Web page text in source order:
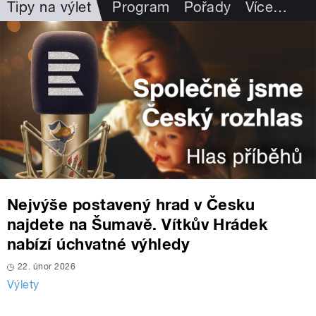
Tipy na výlet Program Pořady Více…
Nejvýše postavený hrad v Česku
najdete na Šumavě. Vítkův Hrádek
nabízí úchvatné výhledy
22. únor 2026
Výlety